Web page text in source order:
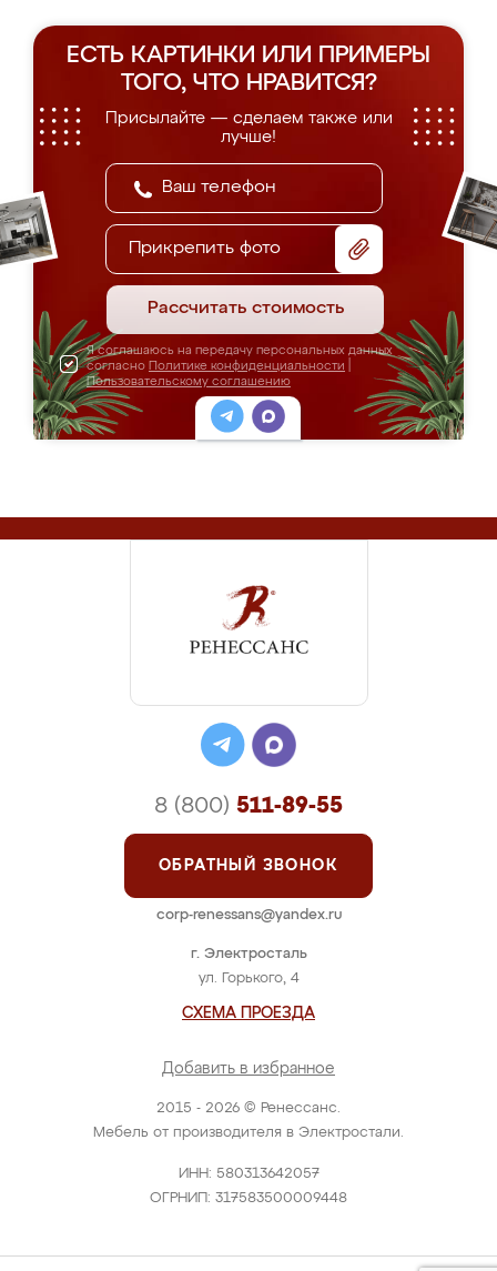
ЕСТЬ КАРТИНКИ ИЛИ ПРИМЕРЫ
ТОГО, ЧТО НРАВИТСЯ?
Присылайте — сделаем также или
лучше!
Прикрепить фото
Рассчитать стоимость
Я соглашаюсь на передачу персональных данных
согласно Политике конфиденциальности
Пользовательскому соглашению
2015 - 2026 © Ренессанс.
Мебель от производителя в Электростали.
ИНН: 580313642057
ОГРНИП: 317583500009448
г. Электросталь
ул. Горького, 4
СХЕМА ПРОЕЗДА
Добавить в избранное
8 (800) 511-89-55
ОБРАТНЫЙ ЗВОНОК
corp-renessans@yandex.ru